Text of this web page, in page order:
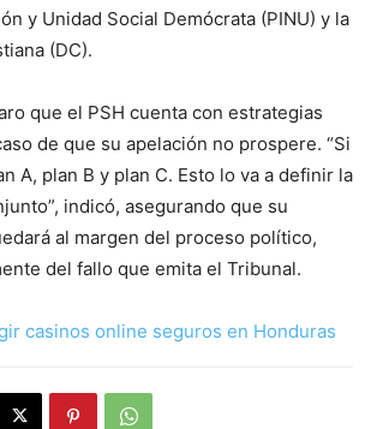
y Unidad Social Demócrata (PINU) y la
(DC).
que el PSH cuenta con estrategias
de que su apelación no prospere. “Si
A, plan B y plan C. Esto lo va a definir la
indicó, asegurando que su
al margen del proceso político,
del fallo que emita el Tribunal.
casinos online seguros en Honduras